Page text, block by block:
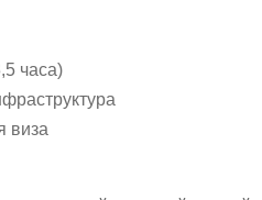
часа)
виза